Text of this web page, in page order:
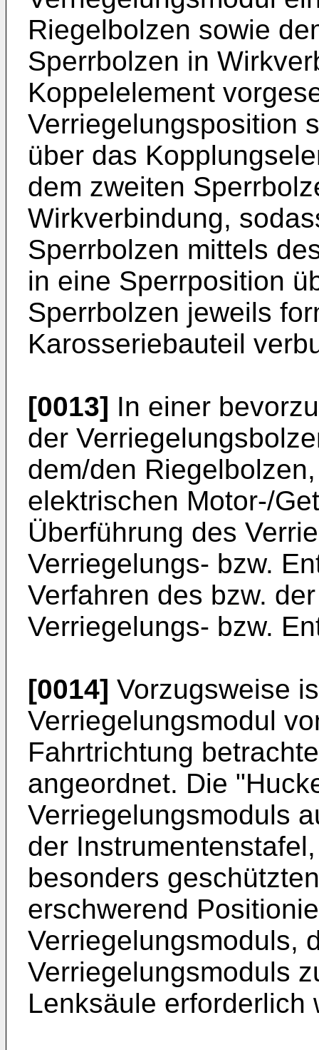
Riegelbolzen sowie
Sperrbolzen in
Koppelelement
Verriegelungsposition
über das
dem zweiten
Wirkverbindung,
Sperrbolzen mittels
in eine Sperrposition
Sperrbolzen jeweils
Karosseriebauteil
[0013] In einer
der
dem/den
elektrischen Motor-/
Überführung des
Verriegelungs- bzw.
Verfahren des bzw.
Verriegelungs- bzw.
[0014] Vorzugsweise
Verriegelungsmodul
Fahrtrichtung
angeordnet. Die
Verriegelungsmoduls
der
besonders
erschwerend
Verriegelungsmoduls,
Verriegelungsmoduls
Lenksäule erforderlich